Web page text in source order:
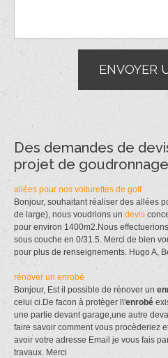
Des demandes de
projet de
allées pour nos voiturettes de golf
Bonjour, souhaitant réaliser des allées
de large), nous voudrions un devis
pour environ 1400m2.Nous
sous couche en 0/31.5. Merci de bien
pour plus de renseignements. Hugo A,
rénover un enrobé
Bonjour, Est il possible de rénover un
celui ci.De facon à protèger l\'enrobé
une partie devant garage,une autre
faire savoir comment vous procèderiez
avoir votre adresse Email je vous fais
travaux. Merci